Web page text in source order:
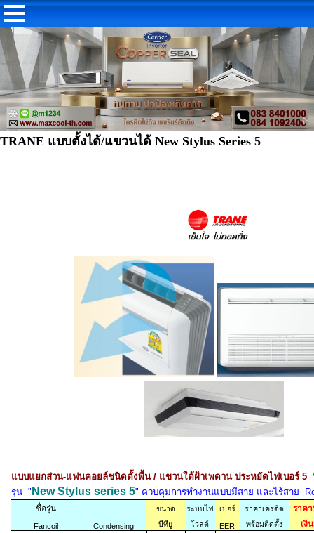
TRANE แบบตั้งได้/แขวนได้ New Stylus Series 5
แบบแยกส่วน-แฟนคอยล์ชนิดตั้งพื้น / แขวนใต้ฝ้าเพดาน ประหยัดไฟเบอร์ 5
รุ่น " New Stylus series 5" ควบคุมการทำงานแบบมีสาย และไร้สาย
ชื่อรุ่น ขนาด ระบบไฟ เบอร์ ราคาเครดิต ราค
Fancoil Condensing บีทียู โวลต์ EER พร้อมติดตั้ง เงิ